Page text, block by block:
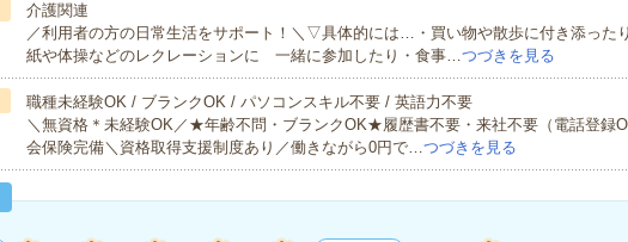
介護関連
／利用者の方の日常生活をサポート！＼▽具体的には…・買い物や散歩に付き添った
紙や体操などのレクレーションに 一緒に参加したり・食事…つづきを見る
職種未経験OK / ブランクOK / パソコンスキル不要 / 英語力不要
＼無資格＊未経験OK／★年齢不問・ブランクOK★履歴書不要・来社不要（電話登録
会保険完備＼資格取得支援制度あり／働きながら0円で…つづきを見る